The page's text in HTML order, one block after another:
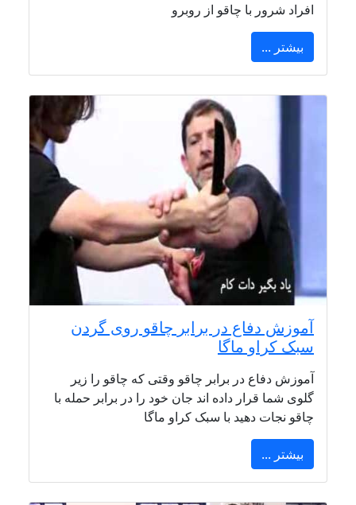
افراد شرور با چاقو از روبرو
بیشتر ...
آموزش دفاع در برابر چاقو روی گردن
سبک کراو ماگا
آموزش دفاع در برابر چاقو وقتی که چاقو را زیر
گلوی شما قرار داده اند جان خود را در برابر حمله با
چاقو نجات دهید با سبک کراو ماگا
بیشتر ...